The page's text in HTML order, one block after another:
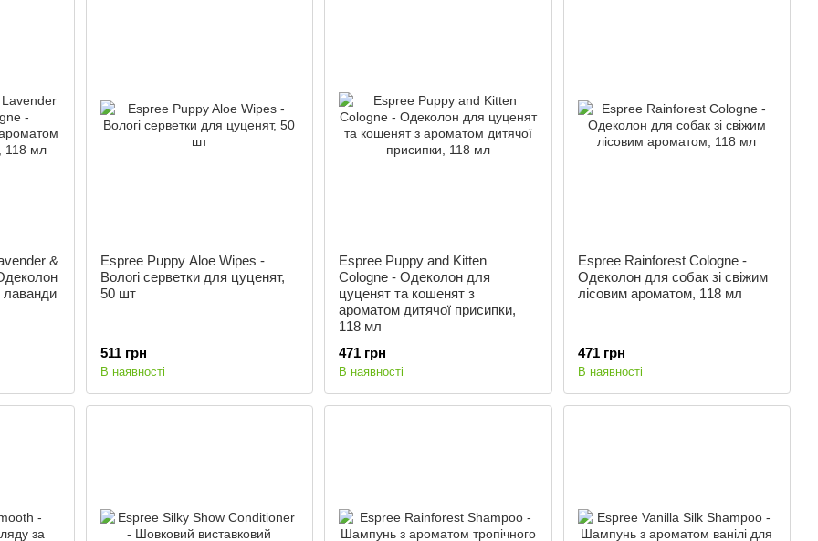
&
лаванди
Espree Puppy Aloe Wipes -
Вологі серветки для цуценят,
50 шт
511 грн
В наявності
Espree Puppy and Kitten
Cologne - Одеколон для
цуценят та кошенят з
ароматом дитячої присипки,
118 мл
471 грн
В наявності
Espree Rainforest Cologne -
Одеколон для собак зі свіжим
лісовим ароматом, 118 мл
471 грн
В наявності